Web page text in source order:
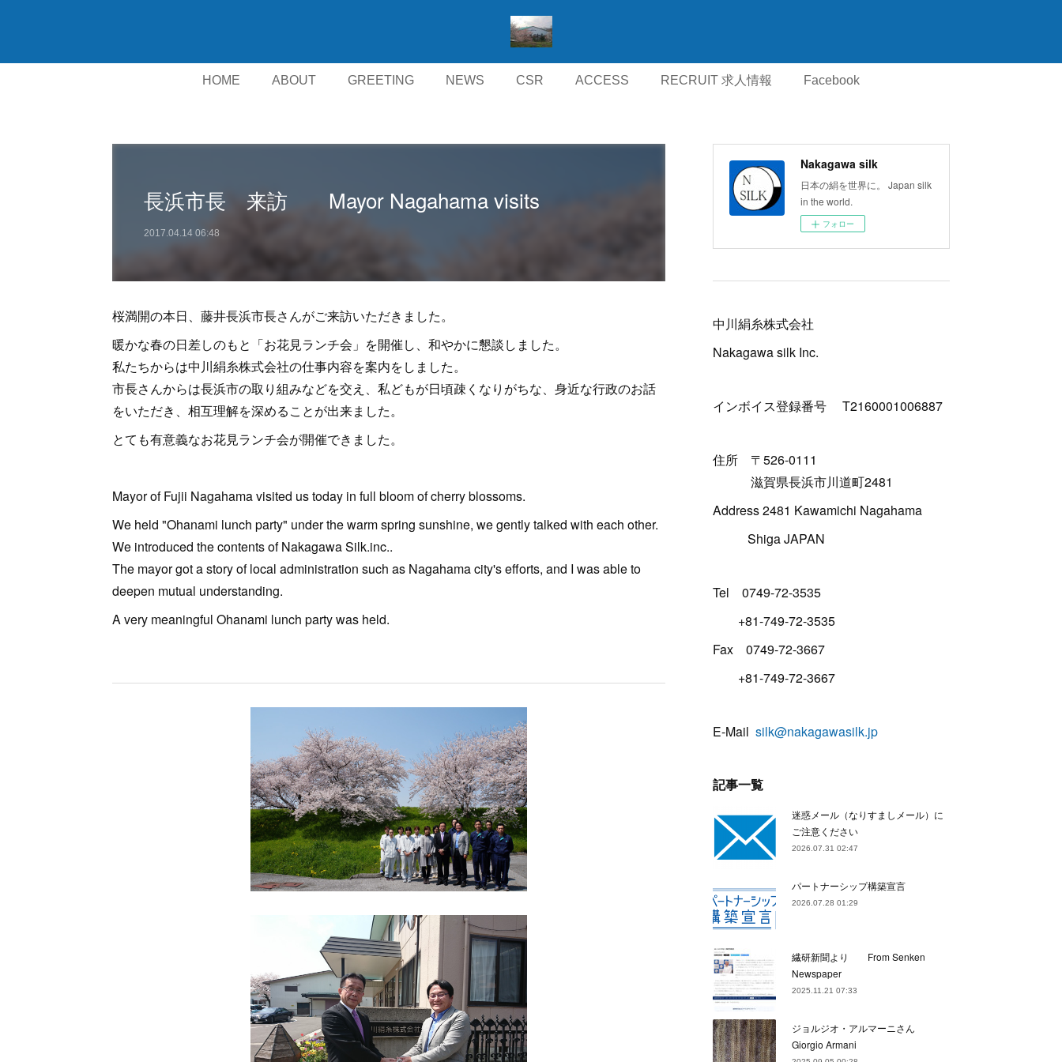
HOME ABOUT GREETING NEWS CSR ACCESS RECRUIT 求人情報 Facebook
長浜市長 来訪 Mayor Nagahama visits
2017.04.14 06:48
桜満開の本日、藤井長浜市長さんがご来訪いただきました。
暖かな春の日差しのもと「お花見ランチ会」を開催し、和やかに懇談しました。
私たちからは中川絹糸株式会社の仕事内容を案内をしました。
市長さんからは長浜市の取り組みなどを交え、私どもが日頃疎くなりがちな、身近な行政のお話
をいただき、相互理解を深めることが出来ました。
とても有意義なお花見ランチ会が開催できました。
Mayor of Fujii Nagahama visited us today in full bloom of cherry blossoms.
We held "Ohanami lunch party" under the warm spring sunshine, we gently talked with each other.
We introduced the contents of Nakagawa Silk.inc..
The mayor got a story of local administration such as Nagahama city's efforts, and I was able to
deepen mutual understanding.
A very meaningful Ohanami lunch party was held.
Nakagawa silk
日本の絹を世界に。 Japan silk
in the world.
フォロー
中川絹糸株式会社
Nakagawa silk Inc.
インボイス登録番号 T2160001006887
住所 〒526-0111
滋賀県長浜市川道町2481
Address 2481 Kawamichi Nagahama
Shiga JAPAN
Tel 0749-72-3535
+81-749-72-3535
Fax 0749-72-3667
+81-749-72-3667
E-Mail silk@nakagawasilk.jp
記事一覧
迷惑メール（なりすましメール）に
ご注意ください
2026.07.31 02:47
パートナーシップ構築宣言
2026.07.28 01:29
繊研新聞より From Senken
Newspaper
2025.11.21 07:33
ジョルジオ・アルマーニさん
Giorgio Armani